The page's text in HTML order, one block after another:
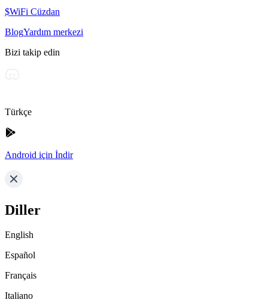
$WiFi Cüzdan
BlogYardım merkezi
Bizi takip edin
Türkçe
Android için İndir
Diller
English
Español
Français
Italiano